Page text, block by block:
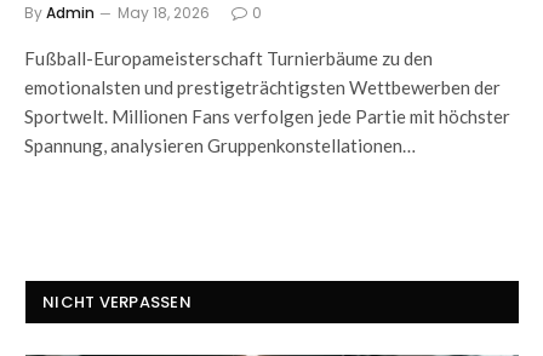
ByAdmin May 18, 2026 0
Fußball-Europameisterschaft Turnierbäume zu den
emotionalsten und prestigeträchtigsten Wettbewerben der
Sportwelt. Millionen Fans verfolgen jede Partie mit höchster
Spannung, analysieren Gruppenkonstellationen…
NICHT VERPASSEN